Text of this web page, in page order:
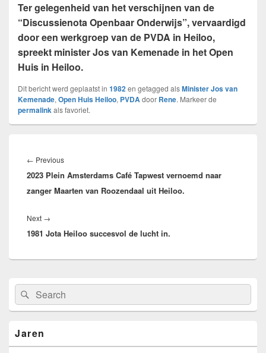
Ter gelegenheid van het verschijnen van de
“Discussienota Openbaar Onderwijs”, vervaardigd
door een werkgroep van de PVDA in Heiloo,
spreekt minister Jos van Kemenade in het Open
Huis in Heiloo.
Dit bericht werd geplaatst in 1982en getagged alsMinister Jos van
Kemenade, Open Huis Heiloo, PVDAdoor Rene. Markeer de
permalinkals favoriet.
navigatie
← PreviousPrevious
post:
2023 Plein Amsterdams Café Tapwest vernoemd naar
zanger Maarten van Roozendaal uit Heiloo.
Next →
post:
1981 Jota Heiloo succesvol de lucht in.
Primary
Sidebar
Widget
Area
Search
for:
Search
Jaren